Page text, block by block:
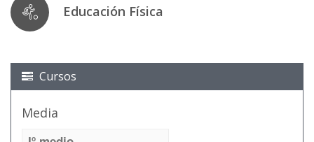
Educación Física
Cursos
Media